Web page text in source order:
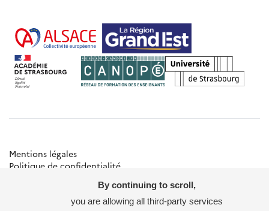
Mentions légales
Politique de confidentialité
By continuing to scroll,
you are allowing all third-party services